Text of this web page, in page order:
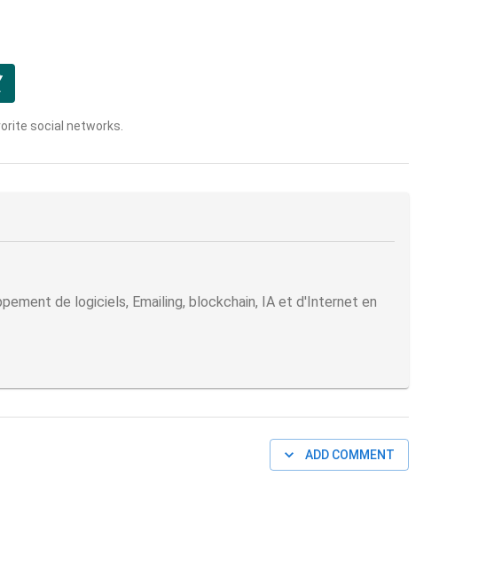
social networks.
de logiciels, Emailing, blockchain, IA et d'Internet en
ADD COMMENT